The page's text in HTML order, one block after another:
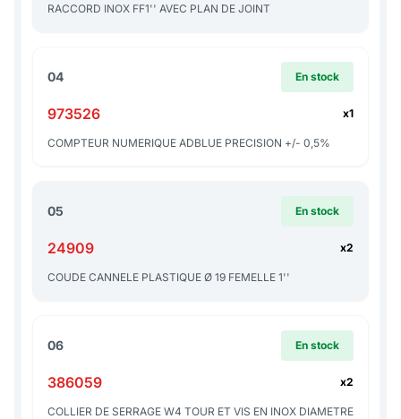
RACCORD INOX FF1'' AVEC PLAN DE JOINT
04 En stock
973526 x1
COMPTEUR NUMERIQUE ADBLUE PRECISION +/- 0,5%
05 En stock
24909 x2
COUDE CANNELE PLASTIQUE Ø 19 FEMELLE 1''
06 En stock
386059 x2
COLLIER DE SERRAGE W4 TOUR ET VIS EN INOX DIAMETRE